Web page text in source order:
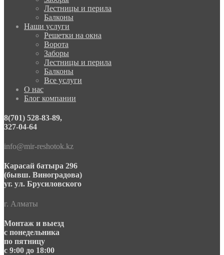
Лестницы и перила
Балконы
Наши услуги
Решетки на окна
Ворота
Заборы
Лестницы и перила
Балконы
Все услуги
О нас
Блог компании
8(701) 528-83-89,
327-04-64
info@mir-reshotok.kz
Карасай батыра 296
(бывш. Виноградова)
уг. ул. Брусиловского
г. Алматы
Монтаж и выезд
с понедельника
по пятницу
с 9:00 до 18:00